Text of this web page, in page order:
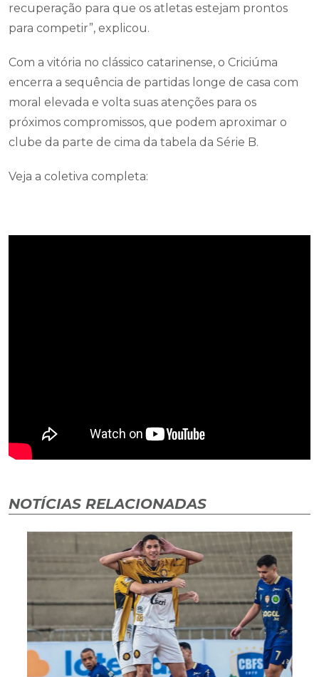
recuperação para que os atletas estejam prontos
para competir”, explicou.
Com a vitória no clássico catarinense, o Criciúma
encerra a sequência de partidas longe de casa com
moral elevada e volta suas atenções para os
próximos compromissos, que podem aproximar o
clube da parte de cima da tabela da Série B.
Veja a coletiva completa:
NOTÍCIAS RELACIONADAS